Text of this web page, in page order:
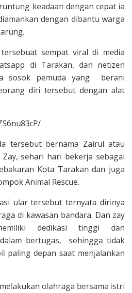
keadaan dengan cepat ia
dengan dibantu warga
sempat viral di media
di Tarakan, dan netizen
sosok pemuda yang berani
diri tersebut dengan alat
tersebut bernama Zairul atau
sehari hari bekerja sebagai
Kota Tarakan dan juga
Animal Rescue.
ular tersebut ternyata dirinya
di kawasan bandara. Dan zay
dedikasi tinggi dan
bertugas, sehingga tidak
paling depan saat menjalankan
olahraga bersama istri